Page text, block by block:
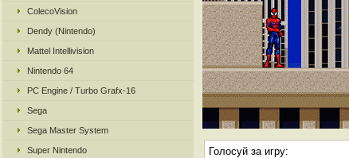
ColecoVision
Dendy (Nintendo)
Mattel Intellivision
Nintendo 64
PC Engine / Turbo Grafx-16
Sega
Sega Master System
Super Nintendo Голосуй за игру: